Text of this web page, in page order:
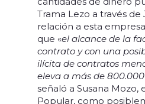
Trama Lezo a través de
relación a esta
que «el alcance de la
contrato y con una
ilícita de contratos
eleva a más de
señaló a Susana Mozo,
Popular, como